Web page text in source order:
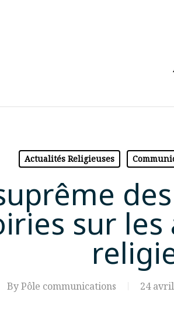
Actualités Religieuses
sur
ByPôle communications 24